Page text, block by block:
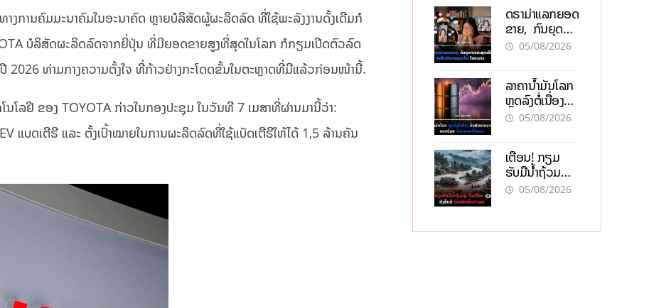
ງການຄົມມະນາຄົມໃນອະນາຄົດ ຫຼາຍບໍລິສັດຜູ້ຜະລິດລົດ ທີ່ໃຊ້ພະລັງງານດັ້ງເດີມກໍ
ບໍລິສັດຜະລິດລົດຈາກຍີ່ປຸ່ນ ທີ່ມີຍອດຂາຍສູງທີ່ສຸດໃນໂລກ ກໍກຽມເປີດຕົວລົດ
2026 ທ່າມກາງຄວາມຕັ້ງໃຈ ທີ່ກ້າວຢ່າງກະໂດດຂັ້ນໃນຕະຫຼາດທີ່ມີແລ້ວກ່ອນໜ້ານີ້.
ລຢີ ຂອງ TOYOTA ກ່າວໃນກອງປະຊຸມ ໃນວັນທີ 7 ເມສາທີ່ຜ່ານມານີ້ວ່າ:
ແບດເຕີຣີ ແລະ ຕັ້ງເປົ້າໝາຍໃນການຜະລິດລົດທີ່ໃຊ້ແບັດເຕີຣີໃຫ້ໄດ້ 1,5 ລ້ານຄັນ
ແຄບຮໍມູສ
ດຣາມ່າແລກຍອດ
ຂາຍ, ກົນຍຸດ
ການຕະຫຼາດສີ
ໄລຍະຍາວ
05/08/2026
ລາຄານ້ຳມັນໂລກ
ຫຼຸດລົງຕໍ່ເນື່ອງ
ຮັບສັນຍານບວກ
ລາວ
05/08/2026
ເຕືອນ! ກຽມ
ຮັບມືນໍ້າຖ້ວມ
ກະທັນຫັນ-ດິນ
ໜັກທົ່ວປະເທດ
05/08/2026